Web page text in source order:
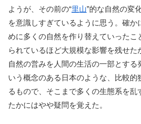
ようが、その前の“里山”的な自然の変
を意識しすぎているように思う。確か
めに多くの自然を作り替えていったこ
られているほど大規模な影響を残せた
自然の営みを人間の生活の一部とする
いう概念のある日本のような、比較的
るもので、そこまで多くの生態系を乱
たかにはやや疑問を覚えた。